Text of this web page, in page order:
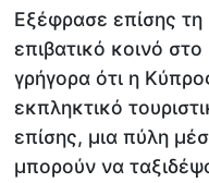
Εξέφρασε επίσης τη
επιβατικό κοινό
γρήγορα ότι η
εκπληκτικό
επίσης, μια πύλη
μπορούν να